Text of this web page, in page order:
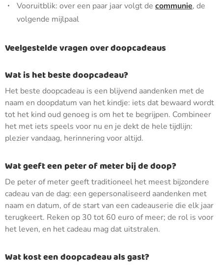
Vooruitblik: over een paar jaar volgt de communie, de
volgende mijlpaal
Veelgestelde vragen over doopcadeaus
Wat is het beste doopcadeau?
Het beste doopcadeau is een blijvend aandenken met de
naam en doopdatum van het kindje: iets dat bewaard wordt
tot het kind oud genoeg is om het te begrijpen. Combineer
het met iets speels voor nu en je dekt de hele tijdlijn:
plezier vandaag, herinnering voor altijd.
Wat geeft een peter of meter bij de doop?
De peter of meter geeft traditioneel het meest bijzondere
cadeau van de dag: een gepersonaliseerd aandenken met
naam en datum, of de start van een cadeauserie die elk jaar
terugkeert. Reken op 30 tot 60 euro of meer; de rol is voor
het leven, en het cadeau mag dat uitstralen.
Wat kost een doopcadeau als gast?